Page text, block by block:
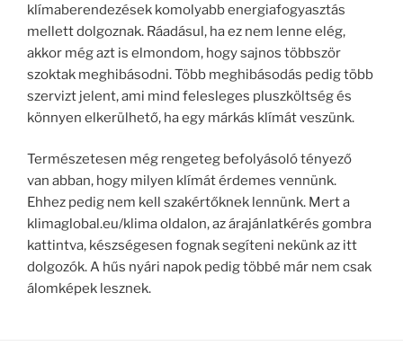
klímaberendezések komolyabb energiafogyasztás
mellett dolgoznak. Ráadásul, ha ez nem lenne elég,
akkor még azt is elmondom, hogy sajnos többször
szoktak meghibásodni. Több meghibásodás pedig több
szervizt jelent, ami mind felesleges pluszköltség és
könnyen elkerülhető, ha egy márkás klímát veszünk.
Természetesen még rengeteg befolyásoló tényező
van abban, hogy milyen klímát érdemes vennünk.
Ehhez pedig nem kell szakértőknek lennünk. Mert a
klimaglobal.eu/klima oldalon, az árajánlatkérés gombra
kattintva, készségesen fognak segíteni nekünk az itt
dolgozók. A hűs nyári napok pedig többé már nem csak
álomképek lesznek.